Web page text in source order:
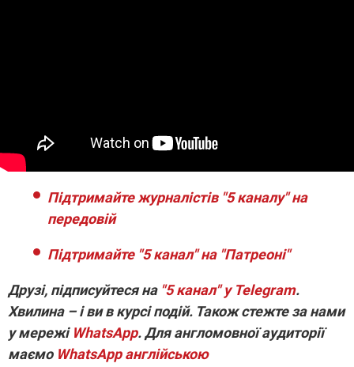
Підтримайте журналістів "5 каналу" на
передовій
Підтримайте "5 канал" на "Патреоні"
Друзі, підписуйтеся на "5 канал" у Telegram.
Хвилина – і ви в курсі подій. Також стежте за нами
у мережі WhatsApp. Для англомовної аудиторії
маємо WhatsApp англійською